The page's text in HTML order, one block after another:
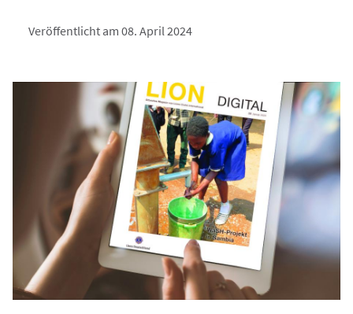
Veröffentlicht am 08. April 2024